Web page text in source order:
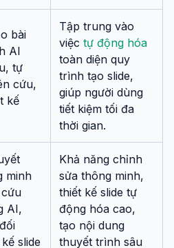
bài
AI
tự
cứu,
kế
Tập trung vào
việc tự động hóa
toàn diện quy
trình tạo slide,
giúp người dùng
tiết kiệm tối đa
thời gian.
minh
AI,
slide
Khả năng chỉnh
sửa thông minh,
thiết kế slide tự
động hóa cao,
tạo nội dung
thuyết trình sâu